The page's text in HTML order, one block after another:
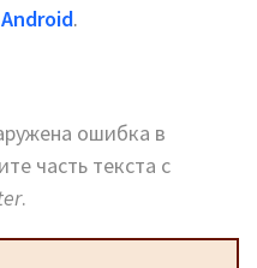
.
ошибка в
часть текста с
.